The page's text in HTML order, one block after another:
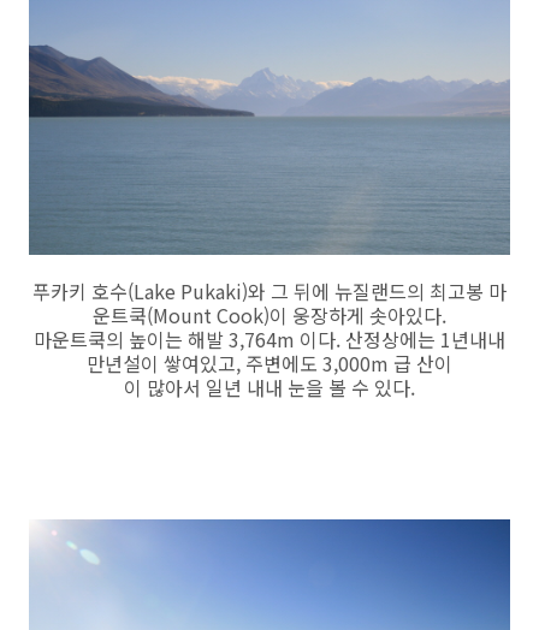
푸카키 호수(Lake Pukaki)와 그 뒤에 뉴질랜드의 최고봉 마
운트쿡(Mount Cook)이 웅장하게 솟아있다.
마운트쿡의 높이는 해발 3,764m 이다. 산정상에는 1년내내
만년설이 쌓여있고, 주변에도 3,000m 급 산이
이 많아서 일년 내내 눈을 볼 수 있다.